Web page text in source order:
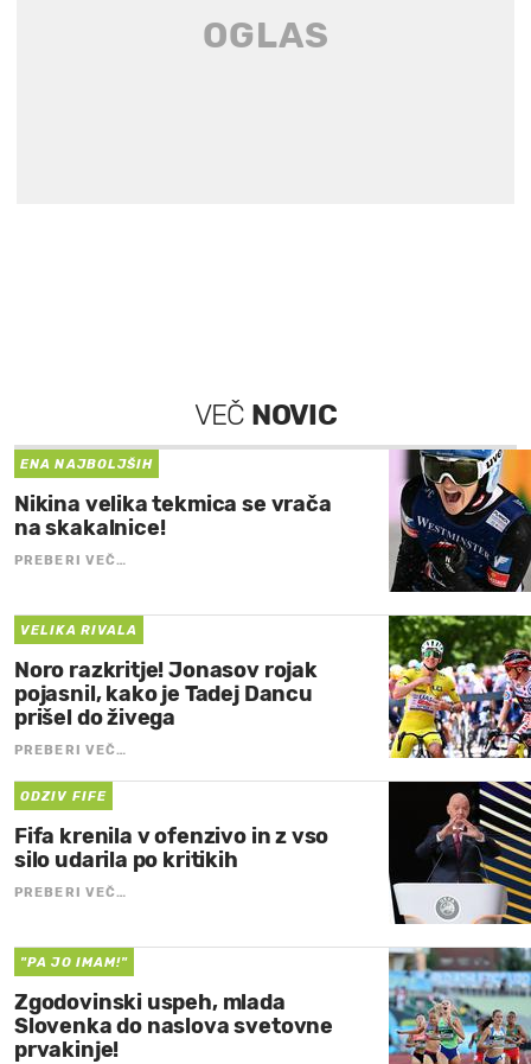
VEČ NOVIC
ENA NAJBOLJŠIH
Nikina velika tekmica se vrača
na skakalnice!
PREBERI VEČ…
VELIKA RIVALA
Noro razkritje! Jonasov rojak
pojasnil, kako je Tadej Dancu
prišel do živega
PREBERI VEČ…
ODZIV FIFE
Fifa krenila v ofenzivo in z vso
silo udarila po kritikih
PREBERI VEČ…
"PA JO IMAM!"
Zgodovinski uspeh, mlada
Slovenka do naslova svetovne
prvakinje!